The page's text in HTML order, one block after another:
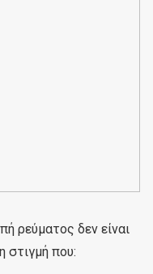
ρεύματος δεν είναι
στιγμή που: